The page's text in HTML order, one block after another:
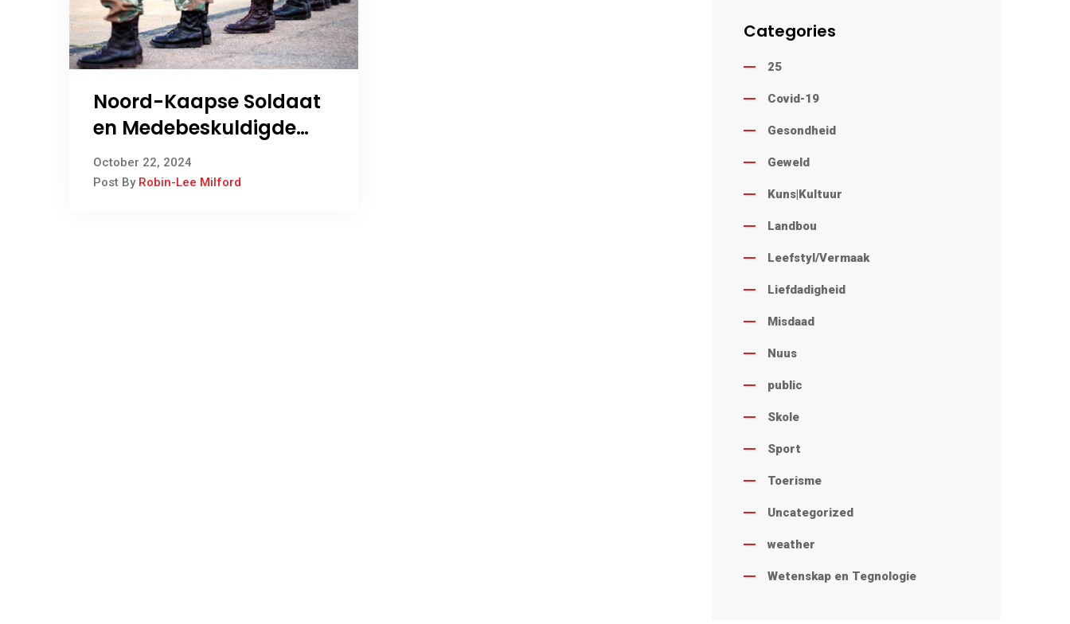
Noord-Kaapse Soldaat
en Medebeskuldigde
Swaar Gestraf vir
Gewapende Roof
October 22, 2024
Post By Robin-Lee Milford
Categories
25
Covid-19
Gesondheid
Geweld
Kuns|Kultuur
Landbou
Leefstyl/Vermaak
Liefdadigheid
Misdaad
Nuus
public
Skole
Sport
Toerisme
Uncategorized
weather
Wetenskap en Tegnologie